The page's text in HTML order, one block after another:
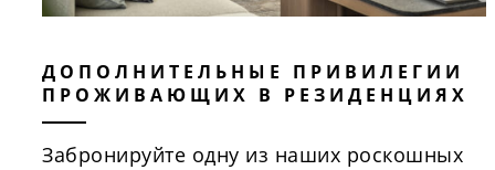
ДОПОЛНИТЕЛЬНЫЕ ПРИВИЛЕГИИ
ПРОЖИВАЮЩИХ В РЕЗИДЕНЦИЯХ
Забронируйте одну из наших роскошных